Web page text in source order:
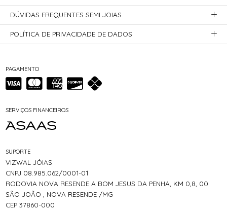
PAGAMENTO
SERVIÇOS FINANCEIROS
SUPORTE
VIZWAL JÓIAS
CNPJ 08.985.062/0001-01
RODOVIA NOVA RESENDE A BOM JESUS DA PENHA, KM 0,8, 00
SÃO JOÃO , NOVA RESENDE /MG
CEP 37860-000
DÚVIDAS FREQUENTES SEMI JOIAS
POLÍTICA DE PRIVACIDADE DE DADOS